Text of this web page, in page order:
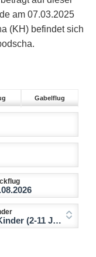
am 07.03.2025
(KH) befindet sich
Gabelflug
(2-11 Jahre)